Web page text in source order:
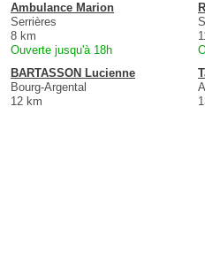
Ambulance Marion
Serrières
8 km
Ouverte jusqu'à 18h
BARTASSON Lucienne
Bourg-Argental
12 km